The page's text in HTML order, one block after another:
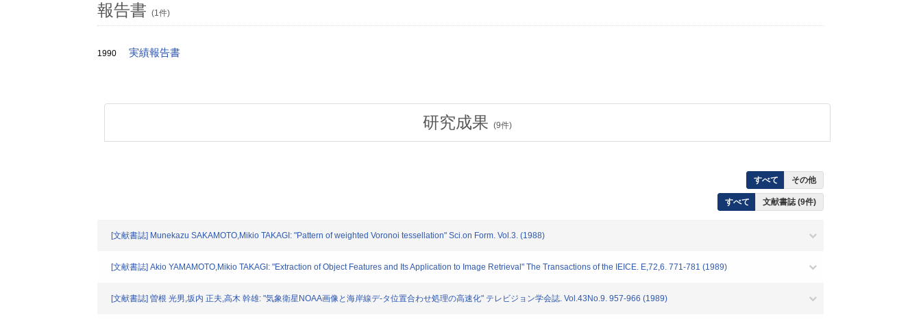
報告書 (1件)
1990 実績報告書
研究成果 (9件)
すべて その他
すべて 文献書誌 (9件)
[文献書誌] Munekazu SAKAMOTO,Mikio TAKAGI: "Pattern of weighted Voronoi tessellation" Sci.on Form. Vol.3. (1988)
[文献書誌] Akio YAMAMOTO,Mikio TAKAGI: "Extraction of Object Features and Its Application to Image Retrieval" The Transactions of the IEICE. E,72,6. 771-781 (1989)
[文献書誌] 曽根 光男,坂内 正夫,高木 幹雄: "気象衛星NOAA画像と海岸線デ-タ位置合わせ処理の高速化" テレビジョン学会誌. Vol.43No.9. 957-966 (1989)